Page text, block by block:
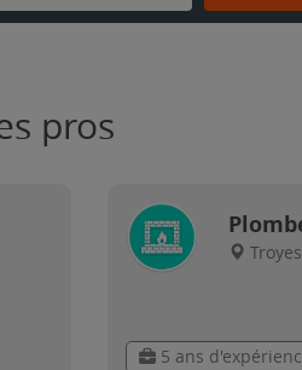
pros
Troyes
5 ans